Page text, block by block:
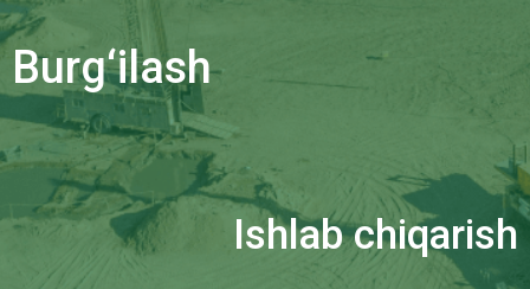
Burg‘ilash
Ishlab chiqarish